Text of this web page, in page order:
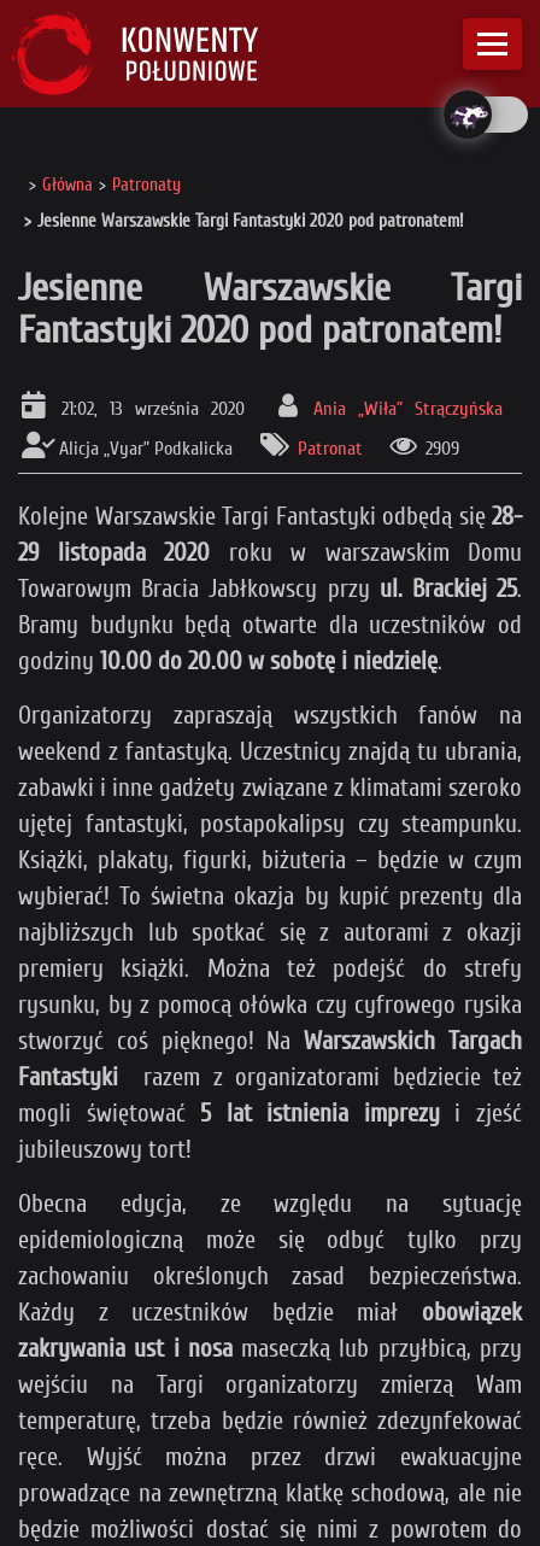
Główna
Patronaty
Jesienne Warszawskie Targi Fantastyki 2020 pod patronatem!
Jesienne Warszawskie Targi
Fantastyki 2020 pod patronatem!
21:02, 13 września 2020
Ania „Wiła” Strączyńska
Alicja „Vyar” Podkalicka
Patronat 2909
Kolejne Warszawskie Targi Fantastyki odbędą się 28-
29 listopada 2020 roku w warszawskim Domu
Towarowym Bracia Jabłkowscy przy ul. Brackiej 25.
Bramy budynku będą otwarte dla uczestników od
godziny 10.00 do 20.00 w sobotę i niedzielę.
Organizatorzy zapraszają wszystkich fanów na
weekend z fantastyką. Uczestnicy znajdą tu ubrania,
zabawki i inne gadżety związane z klimatami szeroko
ujętej fantastyki, postapokalipsy czy steampunku.
Książki, plakaty, figurki, biżuteria – będzie w czym
wybierać! To świetna okazja by kupić prezenty dla
najbliższych lub spotkać się z autorami z okazji
premiery książki. Można też podejść do strefy
rysunku, by z pomocą ołówka czy cyfrowego rysika
stworzyć coś pięknego! NaWarszawskich Targach
Fantastyki
razem z organizatorami będziecie też
mogli świętować 5 lat istnienia imprezyi zjeść
jubileuszowy tort!
Obecna edycja, ze względu na sytuację
epidemiologiczną może się odbyć tylko przy
zachowaniu określonych zasad bezpieczeństwa.
Każdy z uczestników będzie miał obowiązek
zakrywania ust i nosamaseczką lub przyłbicą, przy
wejściu na Targi organizatorzy zmierzą Wam
temperaturę, trzeba będzie również zdezynfekować
ręce. Wyjść można przez drzwi ewakuacyjne
prowadzące na zewnętrzną klatkę schodową, ale nie
będzie możliwości dostać się nimi z powrotem do